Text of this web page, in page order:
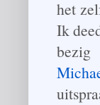
het
Ik
bezig